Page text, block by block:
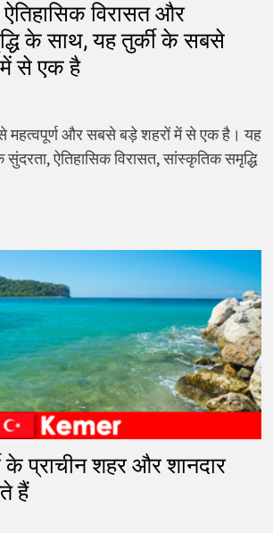
विरासत और
के साथ, यह तुर्की के सबसे
में से एक है
महत्वपूर्ण और सबसे बड़े शहरों में से एक है। यह
ऐतिहासिक विरासत, सांस्कृतिक समृद्धि
के प्राचीन शहर और शानदार
हैं